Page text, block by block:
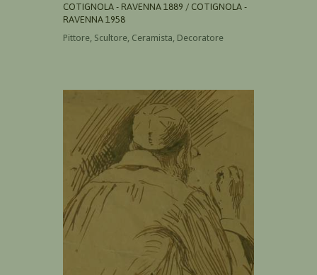
COTIGNOLA - RAVENNA 1889 / COTIGNOLA -
RAVENNA 1958
Pittore, Scultore, Ceramista, Decoratore